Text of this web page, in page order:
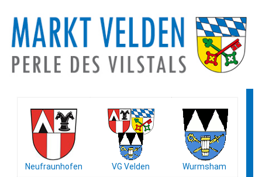
Neufraunhofen VG Velden Wurmsham